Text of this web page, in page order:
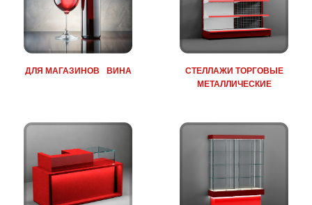
КАССОВЫЕ СТОЛЫ И СТОЙКИ
РЕСЕПШН
СТЕКЛЯННЫЕ ВИТРИНЫ ДЛЯ
МАГАЗИНОВ